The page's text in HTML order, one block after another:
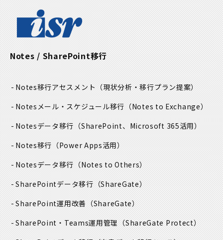
Notes / SharePoint移行
Notes移行アセスメント（現状分析・移行プラン提案）
Notesメール・スケジュール移行（Notes to Exchange）
Notesデータ移行（SharePoint、Microsoft 365活用）
Notes移行（Power Apps活用）
Notesデータ移行（Notes to Others）
SharePointデータ移行（ShareGate）
SharePoint運用改善（ShareGate）
SharePoint・Teams運用管理（ShareGate Protect）